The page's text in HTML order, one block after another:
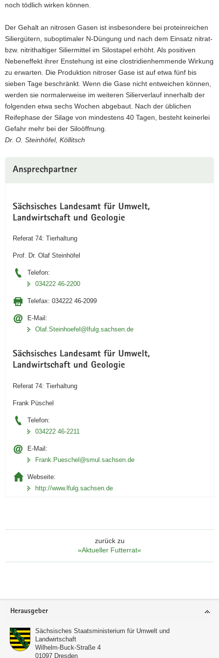
noch tödlich wirken können.
Der Gehalt an nitrosen Gasen ist insbesondere bei proteinreichen
Siliergütern, suboptimaler N-Düngung und nach dem Einsatz nitrat-
bzw. nitrithaltiger Siliermittel im Silostapel erhöht. Als positiven
Nebeneffekt ihrer Enstehung ist eine clostridienhemmende Wirkung
zu erwarten. Die Produktion nitroser Gase ist auf etwa fünf bis
sieben Tage beschränkt. Wenn die Gase nicht entweichen können,
werden sie normalerweise im weiteren Silierverlauf innerhalb der
folgenden etwa sechs Wochen abgebaut. Nach der üblichen
Reifephase der Silage von mindestens 40 Tagen, besteht keinerlei
Gefahr mehr bei der Siloöffnung.
Dr. O. Steinhöfel, Köllitsch
Ansprechpartner
Sächsisches Landesamt für Umwelt,
Landwirtschaft und Geologie
Referat 74: Tierhaltung
Prof. Dr. Olaf Steinhöfel
Telefon:
034222 46-2200
Telefax: 034222 46-2099
E-Mail:
Olaf.Steinhoefel­@lfulg.sachsen.de
Sächsisches Landesamt für Umwelt,
Landwirtschaft und Geologie
Referat 74: Tierhaltung
Frank Püschel
Telefon:
034222 46-2211
E-Mail:
Frank.Pueschel@smul.sachsen.de
Webseite:
http://www.lfulg.sachsen.de
zurück zu
»Aktueller Futterrat«
Footer-
Herausgeber
Sächsisches Staatsministerium für Umwelt und
Landwirtschaft
Wilhelm-Buck-Straße 4
01097 Dresden